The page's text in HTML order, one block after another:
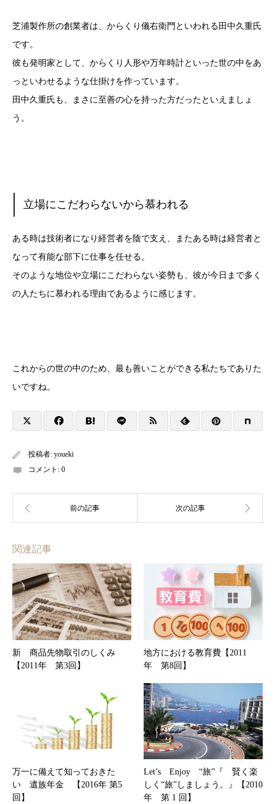
芝浦製作所の創業者は、からくり儀右衛門といわれる田中久重氏
です。
彼も発明家として、からくり人形や万年時計といった世の中をあ
っといわせるような仕掛けを作っています。
田中久重氏も、まさに至善の心を持った方だったといえましょ
う。
立場にこだわらないから慕われる
ある時は技術者になり経営者を陰で支え、またある時は経営者と
なって有能な部下に仕事を任せる。
そのような地位や立場にこだわらない姿勢も、彼が今日まで多く
の人たちに慕われる理由であるように感じます。
これからの世の中のため、最も善いことができる私たちでありた
いですね。
投稿者: youeki
コメント: 0
関連記事
新 商品先物取引のしくみ
【2011年 第3回】
地方における教育費【2011
年 第8回】
万一に備えて知っておきた
い 遺族年金 【2016年 第5
回】
Let’s Enjoy “旅”『 賢く楽
しく“旅”しましょう。』【2010
年 第 1 回】